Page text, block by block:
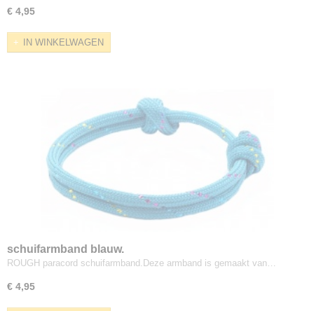
€ 4,95
IN WINKELWAGEN
schuifarmband blauw.
ROUGH paracord schuifarmband.Deze armband is gemaakt van…
€ 4,95